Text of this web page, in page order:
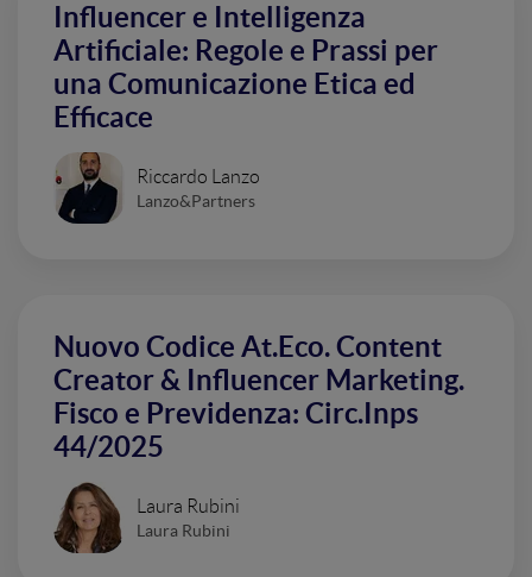
Influencer e Intelligenza
Artificiale: Regole e Prassi per
una Comunicazione Etica ed
Efficace
Riccardo Lanzo
Lanzo&Partners
Nuovo Codice At.Eco. Content
Creator & Influencer Marketing.
Fisco e Previdenza: Circ.Inps
44/2025
Laura Rubini
Laura Rubini